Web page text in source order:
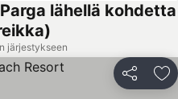
lähellä kohdetta
järjestykseen
Jaa